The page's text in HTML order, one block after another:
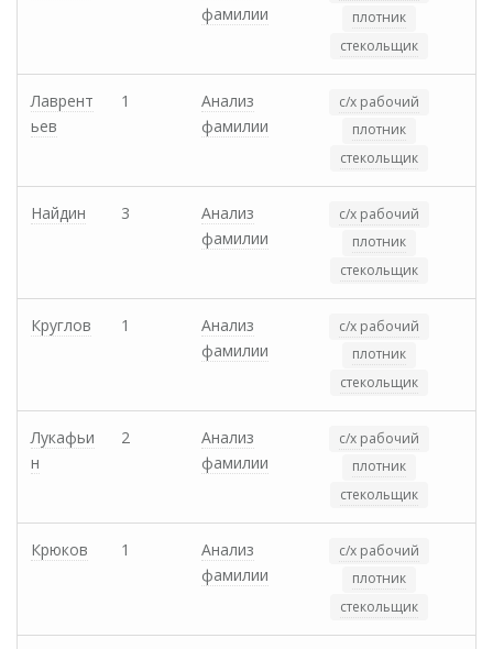
фамилии
плотник
стекольщик
Лаврент
ьев
1
Анализ
фамилии
с/х рабочий
плотник
стекольщик
Найдин 3
Анализ
фамилии
с/х рабочий
плотник
стекольщик
Круглов 1
Анализ
фамилии
с/х рабочий
плотник
стекольщик
Лукафьи
н
2
Анализ
фамилии
с/х рабочий
плотник
стекольщик
Крюков 1
Анализ
фамилии
с/х рабочий
плотник
стекольщик